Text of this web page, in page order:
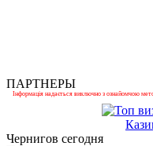
ПАРТНЕРЫ
Інформація надається виключно з ознайомчою
Чернигов сегодня